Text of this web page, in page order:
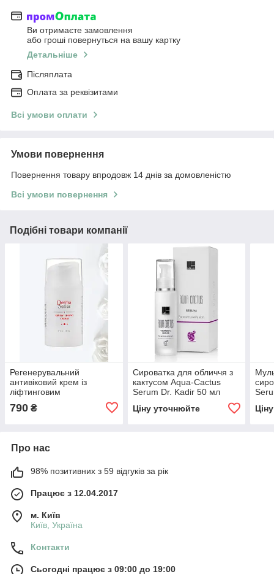
Ви отримаєте замовлення
або гроші повернуться на вашу картку
Детальніше
Післяплата
Оплата за реквізитами
Всі умови оплати
Умови повернення
Повернення товару впродовж 14 днів за домовленістю
Всі умови повернення
Подібні товари компанії
Регенерувальний
антивіковий крем із
ліфтинговим
Cream Derma Series 50 мл
790 ₴
Сироватка для обличчя з
кактусом Aqua-Cactus
Serum Dr. Kadir 50 мл
Ціну уточнюйте
Про нас
98% позитивних з 59 відгуків за рік
Працює з 12.04.2017
м. Київ
Київ, Україна
Контакти
Сьогодні працює з 09:00 до 19:00